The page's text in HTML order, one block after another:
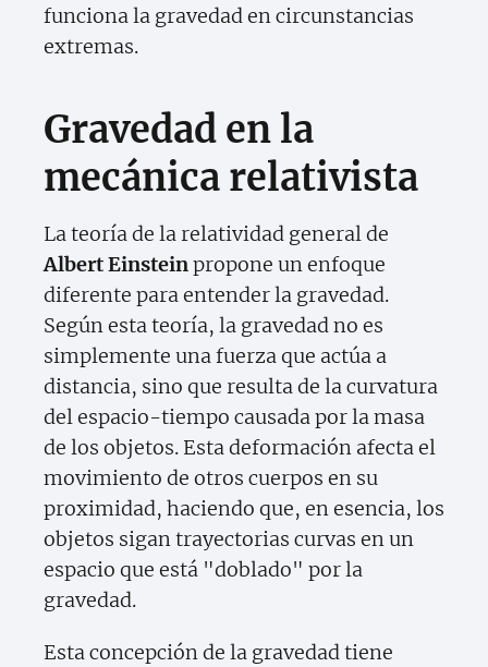
funciona la gravedad en circunstancias
extremas.
Gravedad en la
mecánica relativista
La teoría de la relatividad general de
Albert Einsteinpropone un enfoque
diferente para entender la gravedad.
Según esta teoría, la gravedad no es
simplemente una fuerza que actúa a
distancia, sino que resulta de la curvatura
del espacio-tiempo causada por la masa
de los objetos. Esta deformación afecta el
movimiento de otros cuerpos en su
proximidad, haciendo que, en esencia, los
objetos sigan trayectorias curvas en un
espacio que está "doblado" por la
gravedad.
Esta concepción de la gravedad tiene